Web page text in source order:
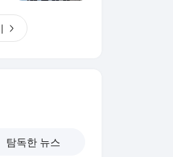
탐독한 뉴스